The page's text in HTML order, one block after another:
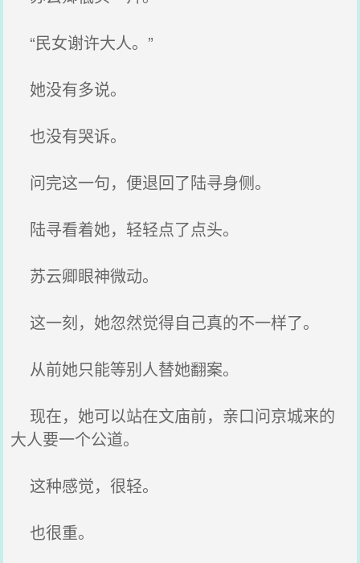
“民女谢许大人。”
她没有多说。
也没有哭诉。
问完这一句，便退回了陆寻身侧。
陆寻看着她，轻轻点了点头。
苏云卿眼神微动。
这一刻，她忽然觉得自己真的不一样了。
从前她只能等别人替她翻案。
现在，她可以站在文庙前，亲口问京城来的
大人要一个公道。
这种感觉，很轻。
也很重。